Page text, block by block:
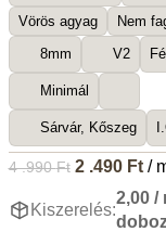
Vörös agyag Nem
8mm V2
Minimál
Sárvár, Kőszeg
4 .990Ft 2 .490 Ft/
Kiszerelés:
2,00 /